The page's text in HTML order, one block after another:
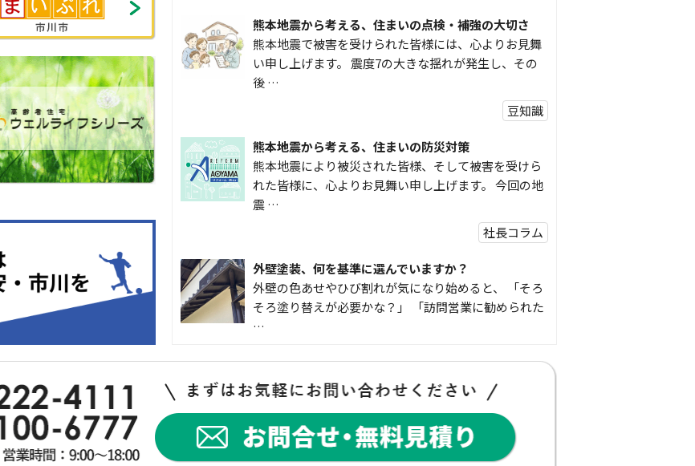
熊本地震から考える、住まいの点検・補強の大切さ
熊本地震で被害を受けられた皆様には、心よりお見舞
い申し上げます。 震度7の大きな揺れが発生し、その
後 …
豆知識
熊本地震から考える、住まいの防災対策
熊本地震により被災された皆様、そして被害を受けら
れた皆様に、心よりお見舞い申し上げます。 今回の地
震 …
社長コラム
外壁塗装、何を基準に選んでいますか？
外壁の色あせやひび割れが気になり始めると、 「そろ
そろ塗り替えが必要かな？」 「訪問営業に勧められた
…
なかなか便利な物
こんにちは コゴちゃんです 少し前になりますが購
入して良かった物を ご紹介したいと思 …
スタッフの日常